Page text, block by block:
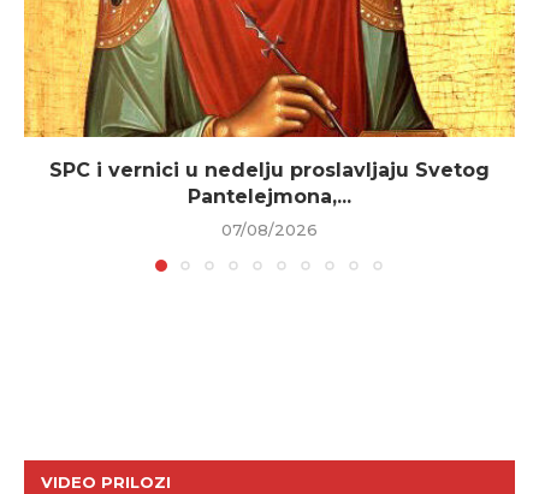
SPC i vernici u nedelju proslavljaju Svetog
Pantelejmona,...
07/08/2026
VIDEO PRILOZI